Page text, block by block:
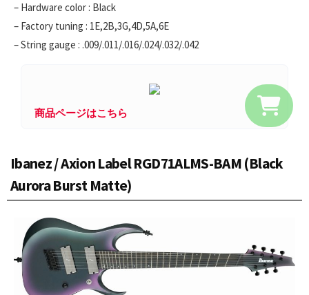
– Hardware color : Black
– Factory tuning : 1E,2B,3G,4D,5A,6E
– String gauge : .009/.011/.016/.024/.032/.042
商品ページはこちら
Ibanez / Axion Label RGD71ALMS-BAM (Black
Aurora Burst Matte)